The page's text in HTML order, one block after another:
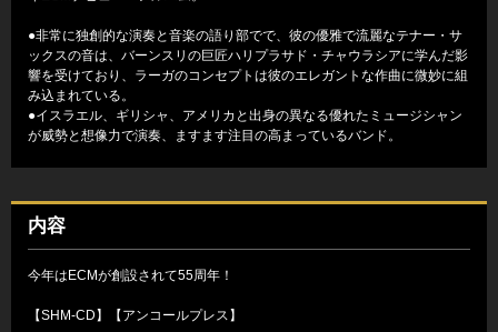
●非常に独創的な演奏と音楽の語り部でで、彼の優雅で流麗なテナー・サ
ックスの音は、バーンスリの巨匠ハリプラサド・チャウラシアに学んだ影
響を受けており、ラーガのコンセプトは彼のエレガントな作曲に微妙に組
み込まれている。
●イスラエル、ギリシャ、アメリカと出身の異なる優れたミュージシャン
が威勢と想像力で演奏、ますます注目の高まっているバンド。
内容
今年はECMが創設されて55周年！
【SHM-CD】【アンコールプレス】